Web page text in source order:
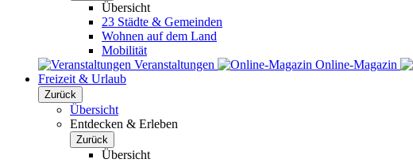
Übersicht
23 Städte & Gemeinden
Wohnen auf dem Land
Mobilität
Veranstaltungen
Online-Magazin
Freizeit & Urlaub
Zurück
Übersicht
Entdecken & Erleben
Zurück
Übersicht